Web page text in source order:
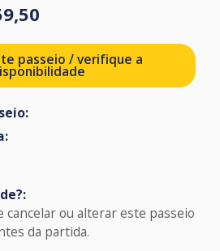
passeio / verifique a
cancelar ou alterar este passeio
da partida.